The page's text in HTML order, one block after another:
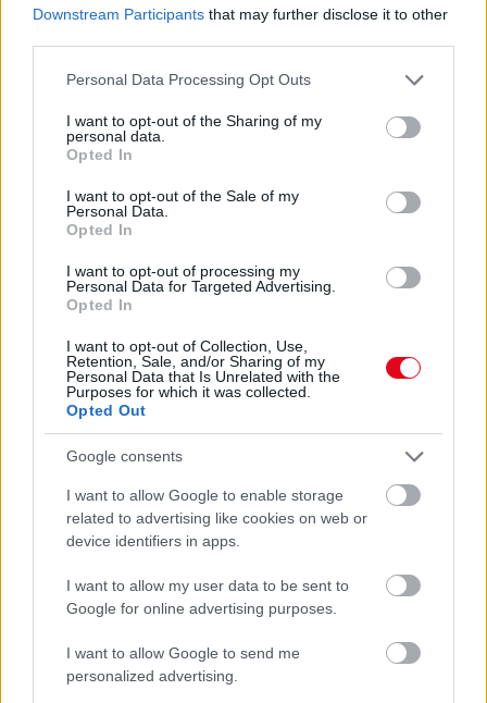
Downstream Participants that may further disclose it to other
Please note that this website/app uses one or more Google
not limited to your visit or usage behaviour. You may click to
grant or deny consent to Google and its third-party tags to
use your data for below specified purposes in below Google
consent section.
Personal Data Processing Opt Outs
I want to opt-out of the Sharing of my
personal data.
Opted In
I want to opt-out of the Sale of my
Personal Data.
Opted In
I want to opt-out of processing my
Personal Data for Targeted Advertising.
Opted In
I want to opt-out of Collection, Use,
Retention, Sale, and/or Sharing of my
Personal Data that Is Unrelated with the
Purposes for which it was collected.
Opted Out
Google consents
I want to allow Google to enable storage
related to advertising like cookies on web or
device identifiers in apps.
I want to allow my user data to be sent to
Google for online advertising purposes.
I want to allow Google to send me
personalized advertising.
08. 03.
HA MINDIG EZT A MONDATOT HASZNÁLOD, AZ
RENDKÍVÜL MAGAS ÉRZELMI INTELLIGENCIÁRA UTALHAT
EMIATT CSÖKKENHET A HATÁSUK
Érdemes odafigyelni rá
08. 01.
EGYRE TÖBB FIATALNÁL JELENTKEZIK EZ A
VITAMINHIÁNY – ILYEN JELEKRE FIGYELJ
Erre figyelj!
24 ÓRA TOVÁBBI HÍREI
24 óra
Egyre több embernél jelentkezik ez a hiányállapot – az